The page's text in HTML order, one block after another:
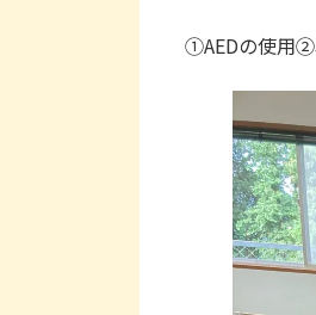
①AEDの使用